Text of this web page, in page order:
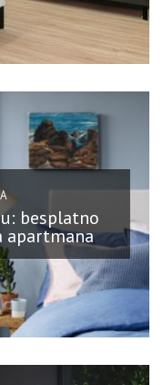
besplatno
apartmana